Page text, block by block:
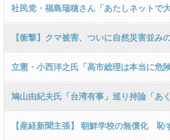
に倍増 → 行政書士「大阪入管は東京入管
→ ｗｗｗｗｗｗｗｗｗｗ
社民党・福島瑞穂さん「あたしネットで
【衝撃】クマ被害、ついに自然災害並み
ットで話題に → ｗｗｗｗｗｗｗｗｗｗｗ
立憲・小西洋之氏「高市総理は本当に危
使について連続投稿
鳩山由紀夫氏「台湾有事」巡り持論「あ
が関わってはならない」[11/9] [昆虫図
【産経新聞主張】 朝鮮学校の無償化 恥